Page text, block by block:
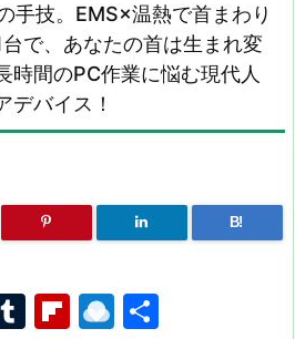
手技。EMS×温熱で首まわり
で、あなたの首は生まれ変
時間のPC作業に悩む現代人
デバイス！
B!
T
Fl R